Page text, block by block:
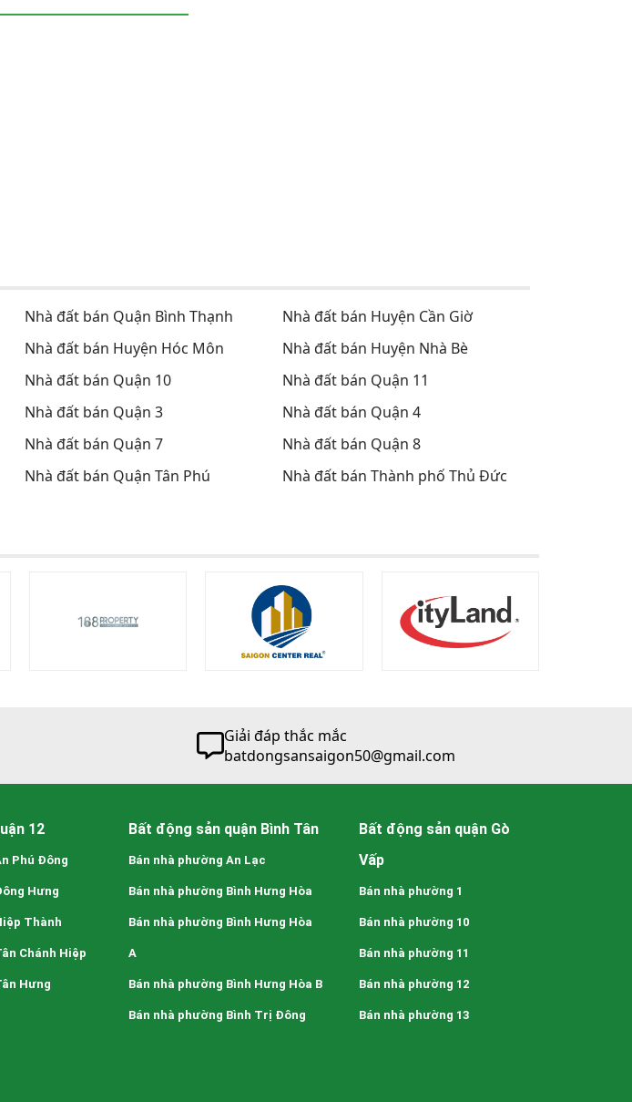
Nhà đất bán Quận Bình Thạnh
Nhà đất bán Huyện Cần Giờ
Nhà đất bán Huyện Hóc Môn
Nhà đất bán Huyện Nhà Bè
Nhà đất bán Quận 10
Nhà đất bán Quận 11
Nhà đất bán Quận 3
Nhà đất bán Quận 4
Nhà đất bán Quận 7
Nhà đất bán Quận 8
Nhà đất bán Quận Tân Phú Nhà đất bán Thành phố Thủ Đức
Giải đáp thắc mắc
batdongsansaigon50@gmail.com
12
Phú Đông
Hưng
Thành
Chánh Hiệp
Hưng
Bất động sản quận Bình Tân
Bán nhà phường An Lạc
Bán nhà phường Bình Hưng Hòa
Bán nhà phường Bình Hưng Hòa
A
Bán nhà phường Bình Hưng Hòa B
Bán nhà phường Bình Trị Đông
Bất động sản quận Gò
Vấp
Bán nhà phường 1
Bán nhà phường 10
Bán nhà phường 11
Bán nhà phường 12
Bán nhà phường 13